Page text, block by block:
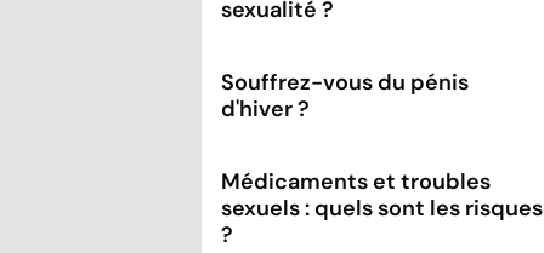
sexualité ?
Souffrez-vous du pénis
d'hiver ?
Médicaments et troubles
sexuels : quels sont les risques
?